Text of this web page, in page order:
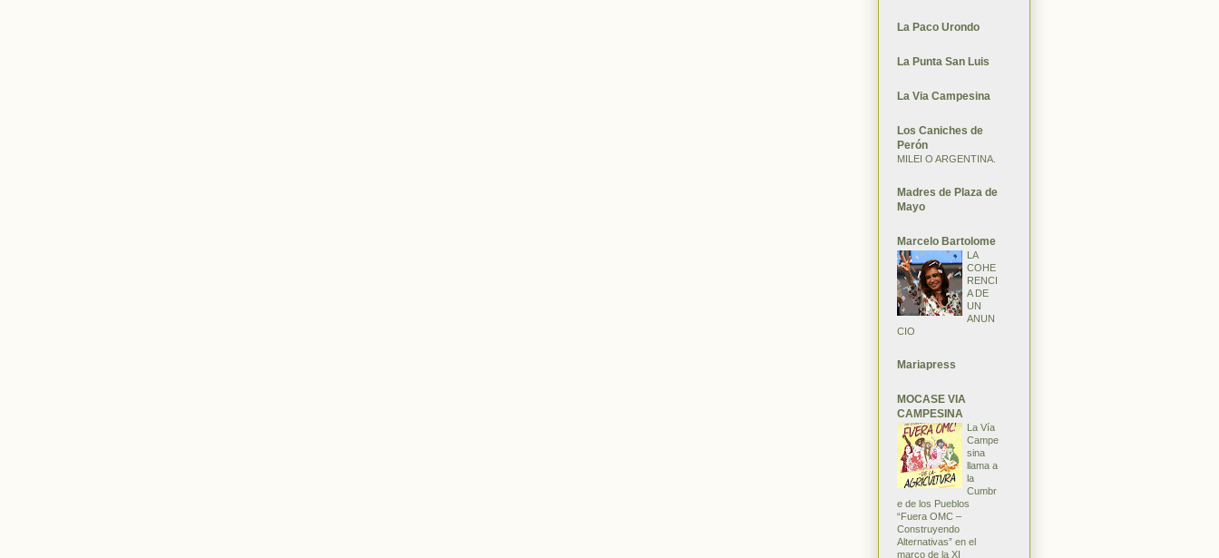
La Paco Urondo
La Punta San Luis
La Via Campesina
Los Caniches de
Perón
MILEI O ARGENTINA.
Madres de Plaza de
Mayo
Marcelo Bartolome
LA
COHE
RENCI
A DE
UN
ANUN
CIO
Mariapress
MOCASE VIA
CAMPESINA
La Vía
Campe
sina
llama a
la
Cumbr
e de los Pueblos
“Fuera OMC –
Construyendo
Alternativas” en el
marco de la XI